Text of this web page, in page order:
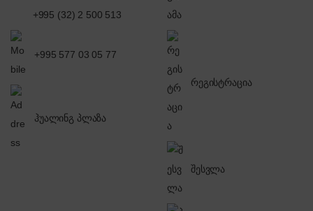
+995 (32) 2 500 513
+995 577 03 05 77
ჰუალინგ პლაზა
რეგისტრაცია
შესვლა